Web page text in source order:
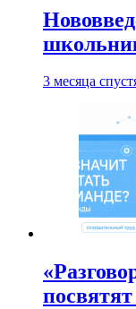
3 месяца